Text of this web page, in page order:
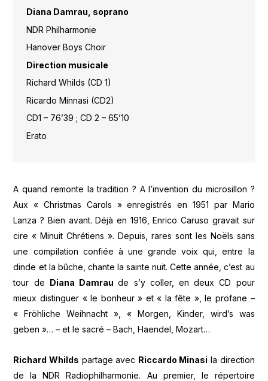
Diana Damrau, soprano
NDR Philharmonie
Hanover Boys Choir
Direction musicale
Richard Whilds (CD 1)
Ricardo Minnasi (CD2)
CD1 – 76’39 ; CD 2 – 65’10
Erato
A quand remonte la tradition ? A l’invention du microsillon ?
Aux « Christmas Carols » enregistrés en 1951 par Mario
Lanza ? Bien avant. Déjà en 1916, Enrico Caruso gravait sur
cire « Minuit Chrétiens ». Depuis, rares sont les Noëls sans
une compilation confiée à une grande voix qui, entre la
dinde et la bûche, chante la sainte nuit. Cette année, c’est au
tour de
Diana Damraude s’y coller, en deux CD pour
mieux distinguer « le bonheur » et « la fête », le profane –
« Fröhliche Weihnacht », « Morgen, Kinder, wird’s was
geben »… – et le sacré – Bach, Haendel, Mozart…
Richard Whilds partage avec Riccardo Minasi la direction
de la NDR Radiophilharmonie. Au premier, le répertoire